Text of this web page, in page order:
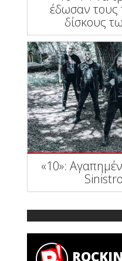
έδωσαν τους
δίσκους
«10»: